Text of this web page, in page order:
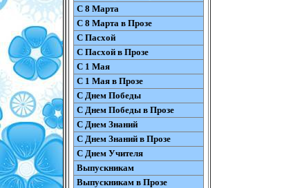
С 8 Марта
С 8 Марта в Прозе
С Пасхой
С Пасхой в Прозе
С 1 Мая
С 1 Мая в Прозе
С Днем Победы
С Днем Победы в Прозе
С Днем Знаний
С Днем Знаний в Прозе
С Днем Учителя
Выпускникам
Выпускникам в Прозе